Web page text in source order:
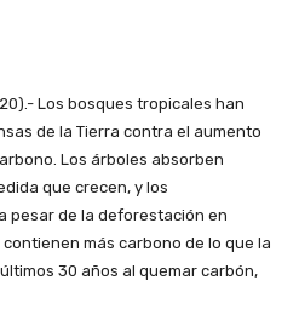
Los bosques tropicales han
de la Tierra contra el aumento
Los árboles absorben
que crecen, y los
pesar de la deforestación en
más carbono de lo que la
30 años al quemar carbón,